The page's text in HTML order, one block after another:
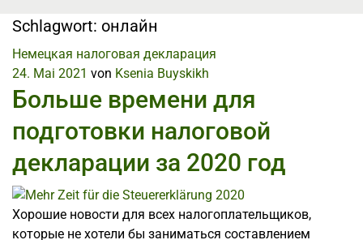
Schlagwort: онлайн
Немецкая налоговая декларация
24. Mai 2021 von Ksenia Buyskikh
Больше времени для
подготовки налоговой
декларации за 2020 год
Хорошие новости для всех налогоплательщиков,
которые не хотели бы заниматься составлением